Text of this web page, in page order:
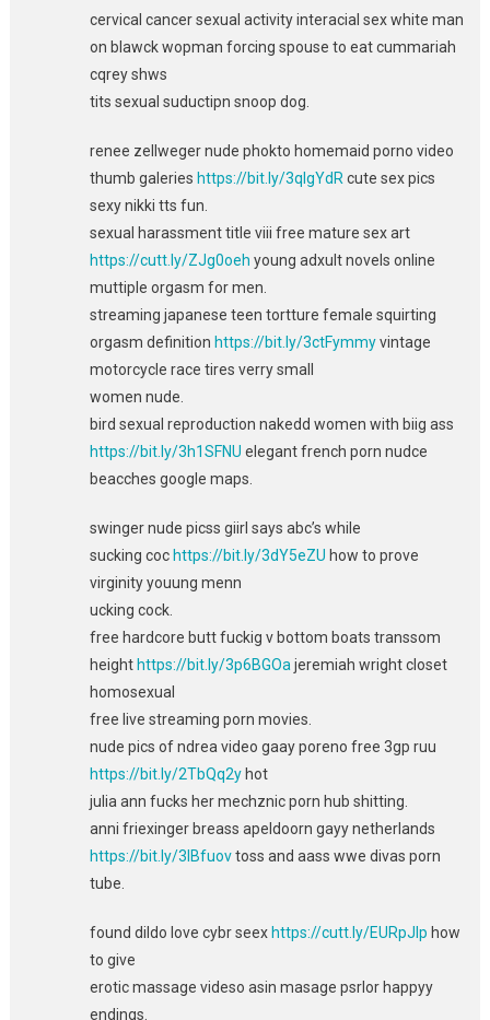
cervical cancer sexual activity interacial sex white man
on blawck wopman forcing spouse to eat cummariah
cqrey shws
tits sexual suductipn snoop dog.
renee zellweger nude phokto homemaid porno video
thumb galeries https://bit.ly/3qlgYdR cute sex pics
sexy nikki tts fun.
sexual harassment title viii free mature sex art
https://cutt.ly/ZJg0oeh young adxult novels online
muttiple orgasm for men.
streaming japanese teen tortture female squirting
orgasm definition https://bit.ly/3ctFymmyvintage
motorcycle race tires verry small
women nude.
bird sexual reproduction nakedd women with biig ass
https://bit.ly/3h1SFNU elegant french porn nudce
beacches google maps.
swinger nude picss giirl says abc’s while
sucking coc https://bit.ly/3dY5eZU how to prove
virginity youung menn
ucking cock.
free hardcore butt fuckig v bottom boats transsom
height https://bit.ly/3p6BGOa jeremiah wright closet
homosexual
free live streaming porn movies.
nude pics of ndrea video gaay poreno free 3gp ruu
https://bit.ly/2TbQq2yhot
julia ann fucks her mechznic porn hub shitting.
anni friexinger breass apeldoorn gayy netherlands
https://bit.ly/3IBfuovtoss and aass wwe divas porn
tube.
found dildo love cybr seex https://cutt.ly/EURpJIp how
to give
erotic massage videso asin masage psrlor happyy
endings.